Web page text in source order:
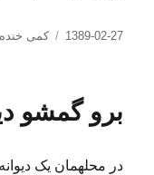
ارسال
1389-02-27 دسته‌ها
کمی خنده
برو گمشو
در محله​مان يک